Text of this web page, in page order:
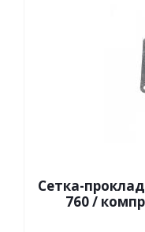
Сетка-
760 /